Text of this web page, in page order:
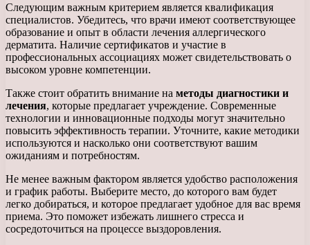
Следующим важным критерием является квалификация
специалистов. Убедитесь, что врачи имеют соответствующее
образование и опыт в области лечения аллергического
дерматита. Наличие сертификатов и участие в
профессиональных ассоциациях может свидетельствовать о
высоком уровне компетенции.
Также стоит обратить внимание на методы диагностики и
лечения, которые предлагает учреждение. Современные
технологии и инновационные подходы могут значительно
повысить эффективность терапии. Уточните, какие методики
используются и насколько они соответствуют вашим
ожиданиям и потребностям.
Не менее важным фактором является удобство расположения
и график работы. Выберите место, до которого вам будет
легко добираться, и которое предлагает удобное для вас время
приема. Это поможет избежать лишнего стресса и
сосредоточиться на процессе выздоровления.